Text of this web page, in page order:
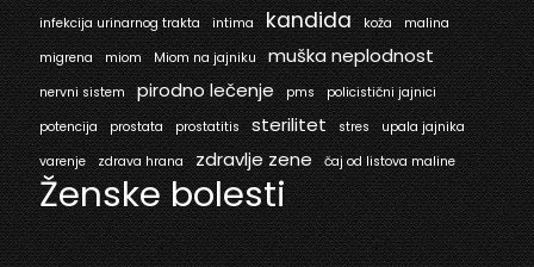
infekcija urinarnog trakta intima kandida koža
malina
migrena
miom Miom na jajniku muška neplodnost
nervni sistem pirodno lečenje pms
policistični jajnici
potencija
prostata prostatitis sterilitet stres
upala jajnika
varenje
zdrava hrana zdravlje zene čaj od listova maline
Ženske bolesti